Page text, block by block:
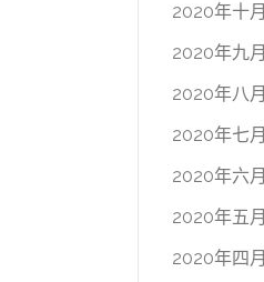
2020年十月
2020年九月
2020年八月
2020年七月
2020年六月
2020年五月
2020年四月